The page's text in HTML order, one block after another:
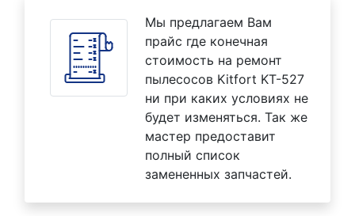
Мы предлагаем Вам
прайс где конечная
стоимость на ремонт
пылесосов Kitfort KT-527
ни при каких условиях не
будет изменяться. Так же
мастер предоставит
полный список
замененных запчастей.